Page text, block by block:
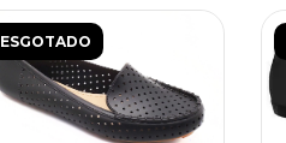
ESGOTADO